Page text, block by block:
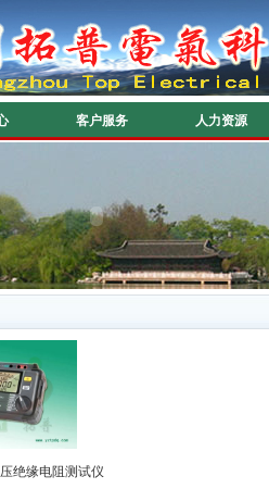
客户服务 人力资源
绝缘电阻测试仪